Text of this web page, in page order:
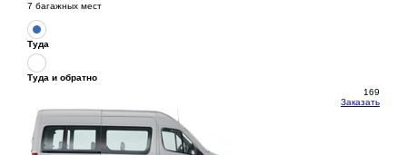
7 багажных мест
Туда
Туда и обратно
169
Заказать